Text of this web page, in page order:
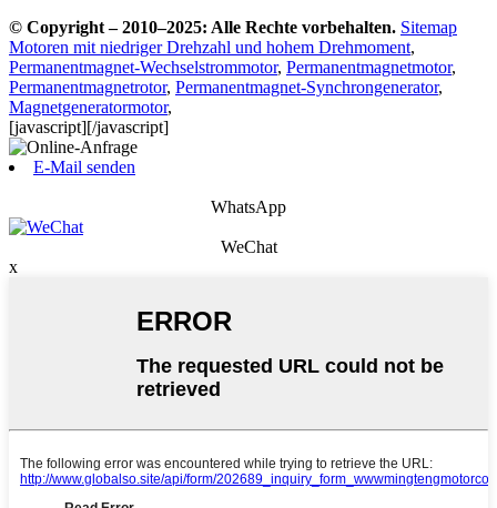
© Copyright – 2010–2025: Alle Rechte vorbehalten. Sitemap
Motoren mit niedriger Drehzahl und hohem Drehmoment,
Permanentmagnet-Wechselstrommotor, Permanentmagnetmotor,
Permanentmagnetrotor, Permanentmagnet-Synchrongenerator,
Magnetgeneratormotor,
[javascript][/javascript]
E-Mail senden
WhatsApp
WeChat
x